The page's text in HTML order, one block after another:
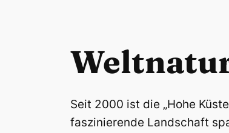
Seit 2000 ist die „Hohe
faszinierende Landschaft